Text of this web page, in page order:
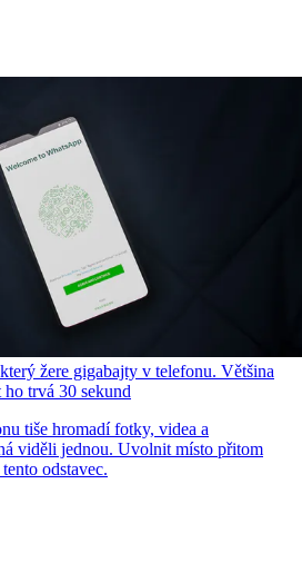
žere gigabajty v telefonu. Většina
trvá 30 sekund
tiše hromadí fotky, videa a
viděli jednou. Uvolnit místo přitom
odstavec.